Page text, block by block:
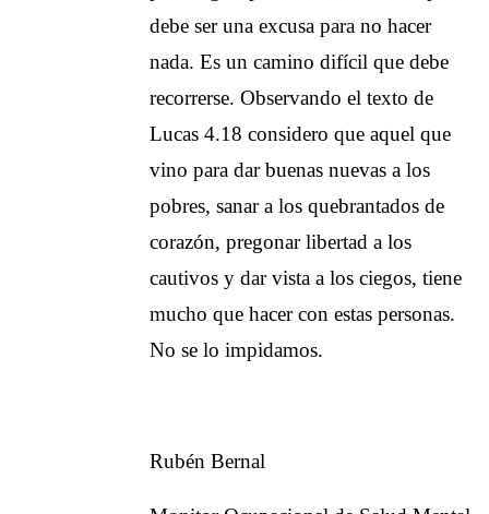
debe ser una excusa para no hacer
nada. Es un camino difícil que debe
recorrerse. Observando el texto de
Lucas 4.18 considero que aquel que
vino para dar buenas nuevas a los
pobres, sanar a los quebrantados de
corazón, pregonar libertad a los
cautivos y dar vista a los ciegos, tiene
mucho que hacer con estas personas.
No se lo impidamos.
Rubén Bernal